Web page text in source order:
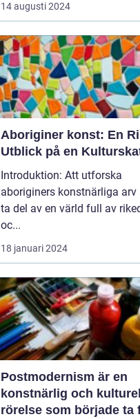
14 augusti 2024
Aboriginer konst: En
Utblick på en
Introduktion: Att utforska
aboriginers konstnärliga arv
ta del av en värld full av
oc...
18 januari 2024
Postmodernism är en
konstnärlig och
rörelse som började ta